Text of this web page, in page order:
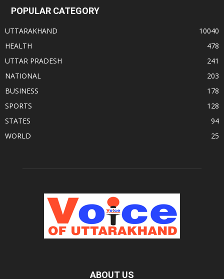
POPULAR CATEGORY
UTTARAKHAND
10040
HEALTH
478
UTTAR PRADESH
241
NATIONAL
203
BUSINESS
178
SPORTS
128
STATES
94
WORLD
25
ABOUT US